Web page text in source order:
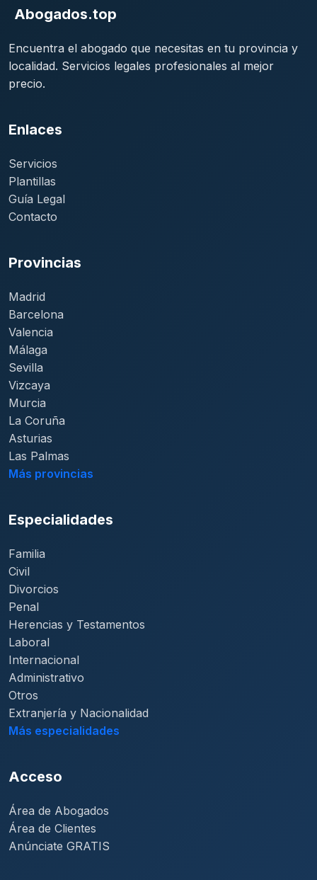
Abogados.top
Encuentra el abogado que necesitas en tu provincia y
localidad. Servicios legales profesionales al mejor
precio.
Enlaces
Servicios
Plantillas
Guía Legal
Contacto
Provincias
Madrid
Barcelona
Valencia
Málaga
Sevilla
Vizcaya
Murcia
La Coruña
Asturias
Las Palmas
Más provincias
Especialidades
Familia
Civil
Divorcios
Penal
Herencias y Testamentos
Laboral
Internacional
Administrativo
Otros
Extranjería y Nacionalidad
Más especialidades
Acceso
Área de Abogados
Área de Clientes
Anúnciate GRATIS